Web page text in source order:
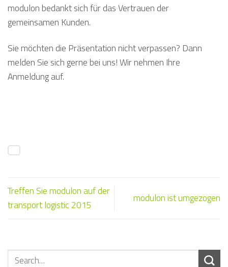
modulon bedankt sich für das Vertrauen der
gemeinsamen Kunden.
Sie möchten die Präsentation nicht verpassen? Dann
melden Sie sich gerne bei uns! Wir nehmen Ihre
Anmeldung auf.
Treffen Sie modulon auf der
transport logistic 2015
modulon ist umgezogen